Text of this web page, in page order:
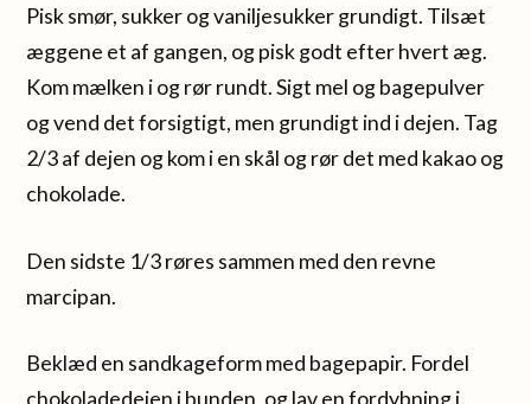
Pisk smør, sukker og vaniljesukker grundigt. Tilsæt
æggene et af gangen, og pisk godt efter hvert æg.
Kom mælken i og rør rundt. Sigt mel og bagepulver
og vend det forsigtigt, men grundigt ind i dejen. Tag
2/3 af dejen og kom i en skål og rør det med kakao og
chokolade.
Den sidste 1/3 røres sammen med den revne
marcipan.
Beklæd en sandkageform med bagepapir. Fordel
chokoladedejen i bunden, og lav en fordybning i